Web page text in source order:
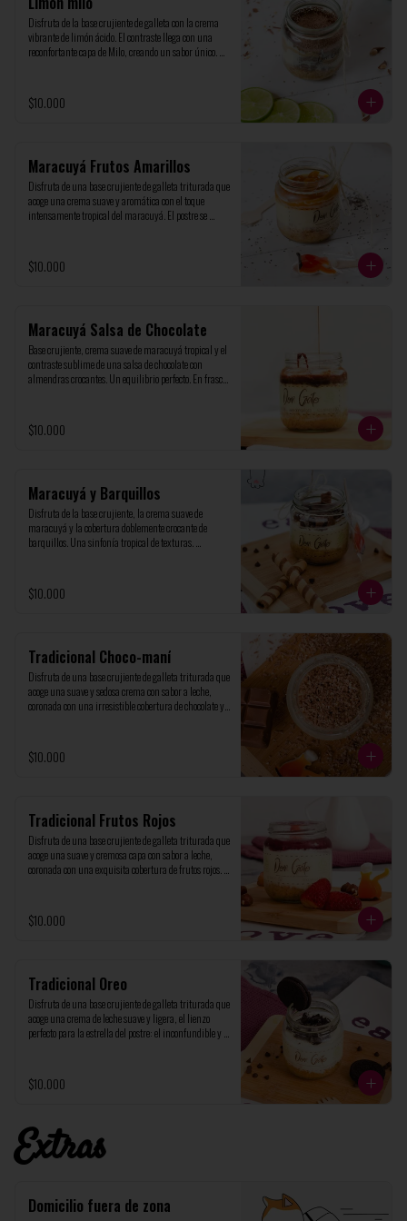
Disfruta de la base crujiente de galleta con la crema
vibrante de limón ácido. El contraste llega con una
reconfortante capa de Milo, creando un sabor único.
$10.000
Maracuyá Frutos Amarillos
Disfruta de una base crujiente de galleta triturada que
acoge una crema suave y aromática con el toque
intensamente tropical del maracuyá. El postre se
de 200ml, ideal para un capricho personal
$10.000
Maracuyá Salsa de Chocolate
Base crujiente, crema suave de maracuyá tropical y el
contraste sublime de una salsa de chocolate con
almendras crocantes. Un equilibrio perfecto. En frasco
$10.000
Maracuyá y Barquillos
Disfruta de la base crujiente, la crema suave de
maracuyá y la cobertura doblemente crocante de
barquillos. Una sinfonía tropical de texturas.
$10.000
Tradicional Choco-maní
Disfruta de una base crujiente de galleta triturada que
acoge una suave y sedosa crema con sabor a leche,
coronada con una irresistible cobertura de chocolate y
un capricho personal
$10.000
Tradicional Frutos Rojos
Disfruta de una base crujiente de galleta triturada que
acoge una suave y cremosa capa con sabor a leche,
coronada con una exquisita cobertura de frutos rojos.
$10.000
Tradicional Oreo
Disfruta de una base crujiente de galleta triturada que
acoge una crema de leche suave y ligera, el lienzo
perfecto para la estrella del postre: el inconfundible y
un capricho personal
$10.000
Extras
Domicilio fuera de zona